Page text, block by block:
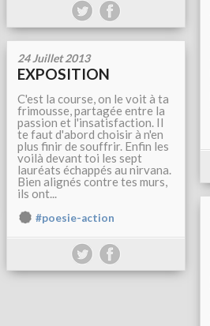
24 Juillet 2013
EXPOSITION
C'est la course, on le voit à ta
frimousse, partagée entre la
passion et l'insatisfaction. Il
te faut d'abord choisir à n'en
plus finir de souffrir. Enfin les
voilà devant toi les sept
lauréats échappés au nirvana.
Bien alignés contre tes murs,
ils ont...
#poesie-action